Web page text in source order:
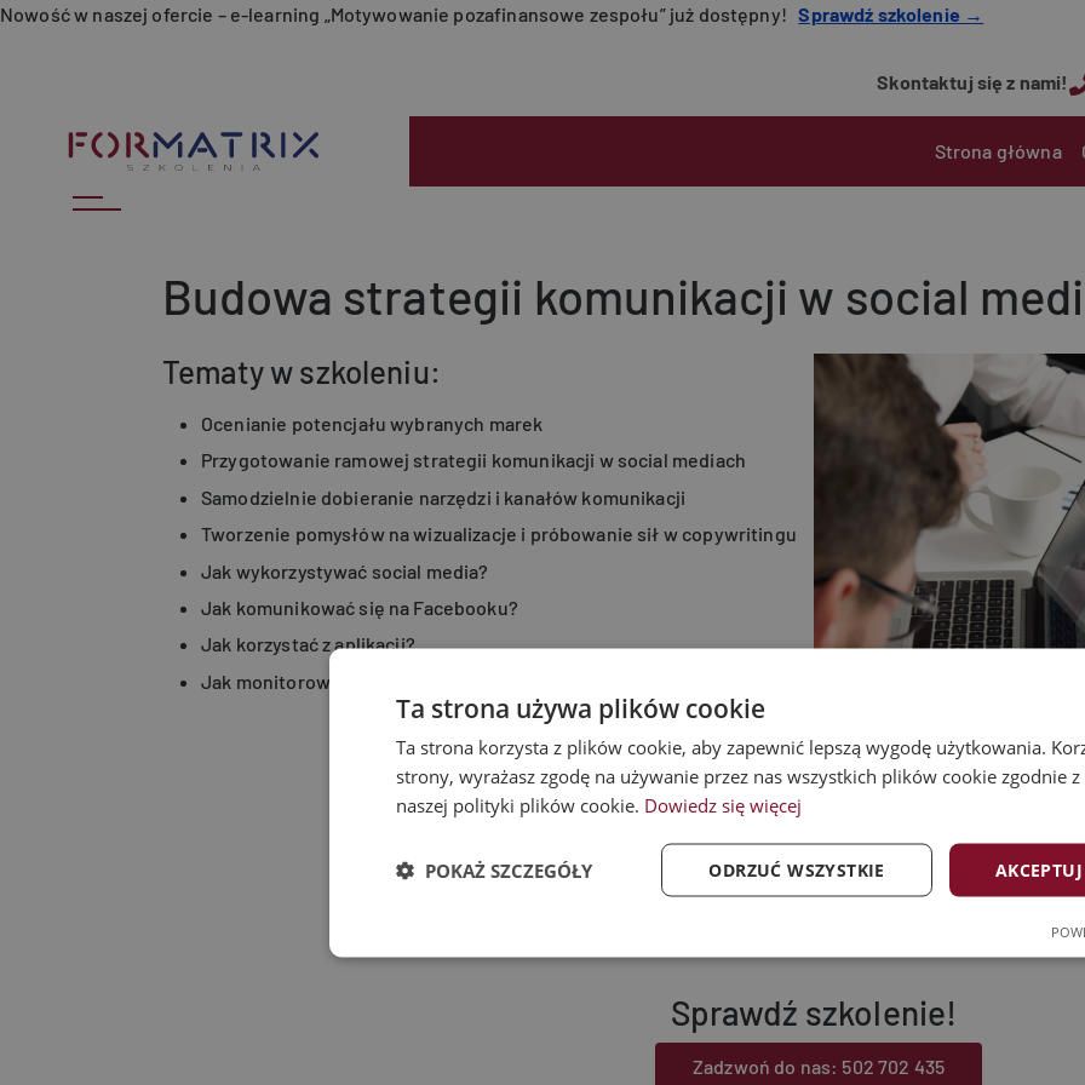
Przejdź do treści
Nowość w naszej ofercie – e-learning „Motywowanie pozafinansowe zespołu” już dostępny!Sprawdź szkolenie →
Skontaktuj się z nami!
Main
Strona główna
Budowa strategii komunikacji w social
Tematy w szkoleniu:
Ocenianie potencjału wybranych marek
Przygotowanie ramowej strategii komunikacji w social mediach
Samodzielnie dobieranie narzędzi i kanałów komunikacji
Tworzenie pomysłów na wizualizacje i próbowanie sił w copywritingu
Jak wykorzystywać social media?
Jak komunikować się na Facebooku?
Jak korzystać z aplikacji?
Jak monitorować efekty działań w social mediach?
Sprawdź szkolenie!
Zadzwoń do nas: 502 702 435
Ta strona używa plików cookie
Ta strona korzysta z plików cookie, aby zapewnić lepszą wygodę użytkowania.
strony, wyrażasz zgodę na używanie przez nas wszystkich plików cookie zgodnie
naszej polityki plików cookie. Dowiedz się więcej
ODRZUĆ WSZYSTKIE
POKAŻ SZCZEGÓŁY